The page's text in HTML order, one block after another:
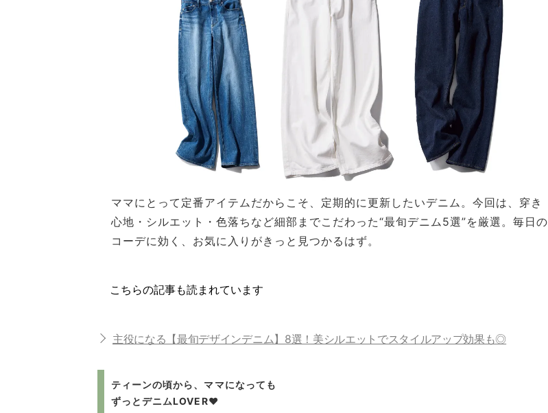
ママにとって定番アイテムだからこそ、定期的に更新したいデニム。今回は、穿き
心地・シルエット・色落ちなど細部までこだわった“最旬デニム5選”を厳選。毎日の
コーデに効く、お気に入りがきっと見つかるはず。
こちらの記事も読まれています
主役になる【最旬デザインデニム】8選！美シルエットでスタイルアップ効果も◎
ティーンの頃から、ママになっても
ずっとデニムLOVER♥